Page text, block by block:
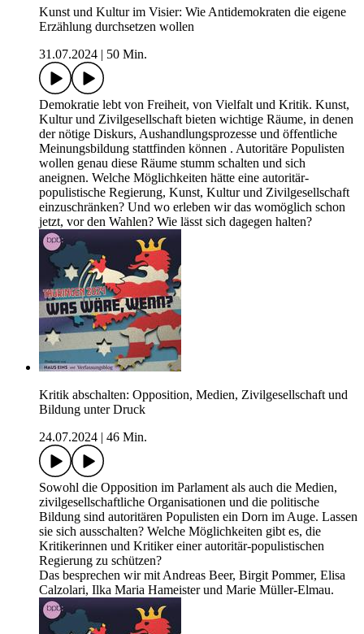
Kunst und Kultur im Visier: Wie Antidemokraten die eigene
Erzählung durchsetzen wollen
31.07.2024
50 Min.
Demokratie lebt von Freiheit, von Vielfalt und Kritik. Kunst,
Kultur und Zivilgesellschaft bieten wichtige Räume, in denen
der nötige Diskurs, Aushandlungsprozesse und öffentliche
Meinungsbildung stattfinden können . Autoritäre Populisten
wollen genau diese Räume stumm schalten und sich
aneignen. Welche Möglichkeiten hätte eine autoritär-
populistische Regierung, Kunst, Kultur und Zivilgesellschaft
einzuschränken? Und wo erleben wir das womöglich schon
jetzt, vor den Wahlen? Wie lässt sich dagegen halten?
Kritik abschalten: Opposition, Medien, Zivilgesellschaft und
Bildung unter Druck
24.07.2024
46 Min.
Sowohl die Opposition im Parlament als auch die Medien,
zivilgesellschaftliche Organisationen und die politische
Bildung sind autoritären Populisten ein Dorn im Auge. Lassen
sie sich ausschalten? Welche Möglichkeiten gibt es, die
Kritikerinnen und Kritiker einer autoritär-populistischen
Regierung zu schützen?
Das besprechen wir mit Andreas Beer, Birgit Pommer, Elisa
Calzolari, Ilka Maria Hameister und Marie Müller-Elmau.